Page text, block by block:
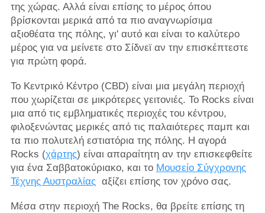
της χώρας. Αλλά είναι επίσης το μέρος όπου
βρίσκονται μερικά από τα πιο αναγνωρίσιμα
αξιοθέατα της πόλης, γι' αυτό και είναι το καλύτερο
μέρος για να μείνετε στο Σίδνεϊ αν την επισκέπτεστε
για πρώτη φορά.
Το Κεντρικό Κέντρο (CBD) είναι μια μεγάλη περιοχή
που χωρίζεται σε μικρότερες γειτονιές. Το Rocks είναι
μια από τις εμβληματικές περιοχές του κέντρου,
φιλοξενώντας μερικές από τις παλαιότερες παμπ και
τα πιο πολυτελή εστιατόρια της πόλης. Η αγορά
Rocks (χάρτης) είναι απαραίτητη αν την επισκεφθείτε
για ένα Σαββατοκύριακο, και το Μουσείο Σύγχρονης
Τέχνης Αυστραλίας αξίζει επίσης τον χρόνο σας.
Μέσα στην περιοχή The Rocks, θα βρείτε επίσης τη